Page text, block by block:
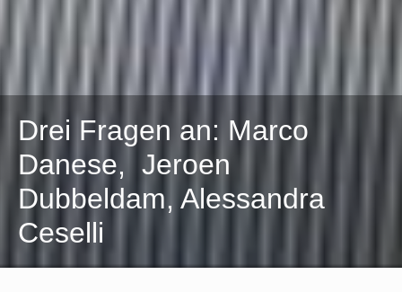
Drei Fragen an: Marco
Danese, Jeroen
Dubbeldam, Alessandra
Ceselli